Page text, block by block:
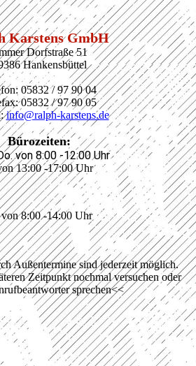
Karstens GmbH
Dorfstraße 51
Hankensbüttel
05832 / 97 90 04
05832 / 97 90 05
:info@ralph-karstens.de
Bürozeiten:
von 8:00 -12:00 Uhr
13:00 -17:00 Uhr
8:00 -14:00 Uhr
Außentermine sind jederzeit möglich.
Zeitpunkt nochmal versuchen oder
sprechen<<